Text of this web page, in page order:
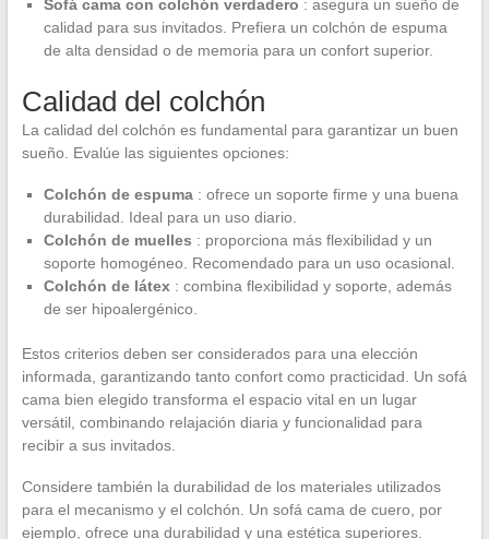
Sofá cama con colchón verdadero : asegura un sueño de
calidad para sus invitados. Prefiera un colchón de espuma
de alta densidad o de memoria para un confort superior.
Calidad del colchón
La calidad del colchón es fundamental para garantizar un buen
sueño. Evalúe las siguientes opciones:
Colchón de espuma: ofrece un soporte firme y una buena
durabilidad. Ideal para un uso diario.
Colchón de muelles : proporciona más flexibilidad y un
soporte homogéneo. Recomendado para un uso ocasional.
Colchón de látex: combina flexibilidad y soporte, además
de ser hipoalergénico.
Estos criterios deben ser considerados para una elección
informada, garantizando tanto confort como practicidad. Un sofá
cama bien elegido transforma el espacio vital en un lugar
versátil, combinando relajación diaria y funcionalidad para
recibir a sus invitados.
Considere también la durabilidad de los materiales utilizados
para el mecanismo y el colchón. Un sofá cama de cuero, por
ejemplo, ofrece una durabilidad y una estética superiores.